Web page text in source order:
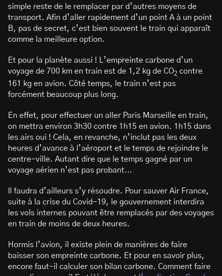
simple reste de le remplacer par d’autres moyens de
transport. Afin d’aller rapidement d’un point A à un point
B, pas de secret, c’est bien souvent le train qui apparaît
comme la meilleure option.
Et pour la planète aussi ! L’empreinte carbone d’un
voyage de 700 km en train est de 1,2 kg de CO2 contre
161 kg en avion. Côté temps, le train n’est pas
forcément beaucoup plus long.
En effet, pour effectuer un aller Paris Marseille en train,
on mettra environ 3h30 contre 1h15 en avion. 1h15 dans
les airs oui ! Cela, en revanche, n’inclut pas les deux
heures d’avance à l’aéroport et le temps de rejoindre le
centre-ville. Autant dire que le temps gagné par un
voyage aérien n’est pas probant…
Il faudra d’ailleurs s’y résoudre. Pour sauver Air France,
suite à la crise du Covid-19, le gouvernement interdira
les vols internes pouvant être remplacés par des voyages
en train de moins de deux heures.
Hormis l’avion, il existe plein de manières de faire
baisser son empreinte carbone. Et pour en savoir plus,
encore faut-il calculer son bilan carbone. Comment faire